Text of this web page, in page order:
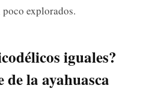
explorados.
iguales?
de la ayahuasca